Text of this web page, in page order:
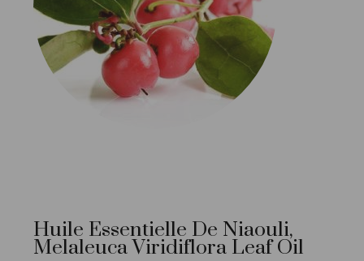
Huile Essentielle De Niaouli,
Melaleuca Viridiflora Leaf Oil